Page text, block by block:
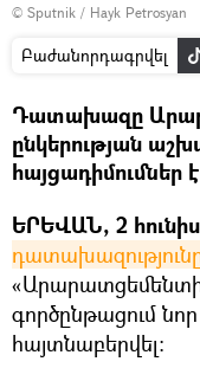
© Sputnik / Hayk Petrosyan
Բաժանորդագրվել
Դատախազը
ընկերության
հայցադիմումներ
ԵՐԵՎԱՆ, 2
գործընթացում
հայտնաբերվել։